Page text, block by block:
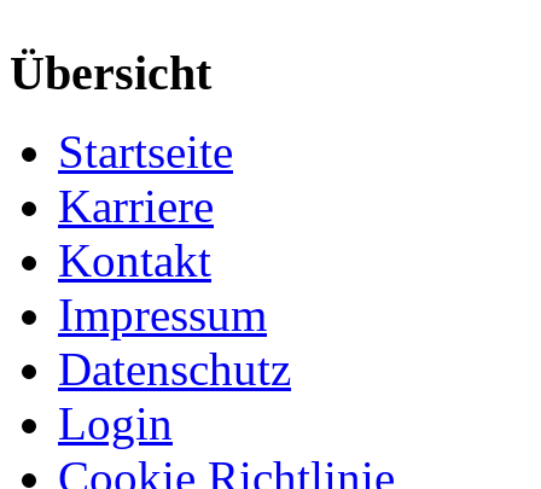
Übersicht
Startseite
Karriere
Kontakt
Impressum
Datenschutz
Login
Cookie Richtlinie